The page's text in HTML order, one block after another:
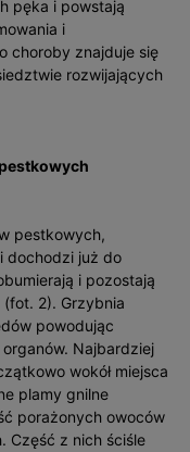
pęka i powstają
i
choroby znajduje się
rozwijających
pestkowych,
dochodzi już do
i pozostają
2). Grzybnia
powodując
Najbardziej
wokół miejsca
plamy gnilne
porażonych owoców
Część z nich ściśle